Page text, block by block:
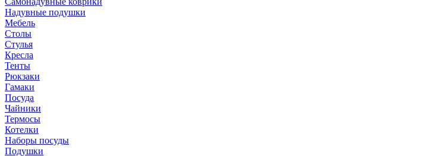
Надувные подушки
Мебель
Столы
Стулья
Кресла
Тенты
Рюкзаки
Гамаки
Посуда
Чайники
Термосы
Котелки
Наборы посуды
Подушки